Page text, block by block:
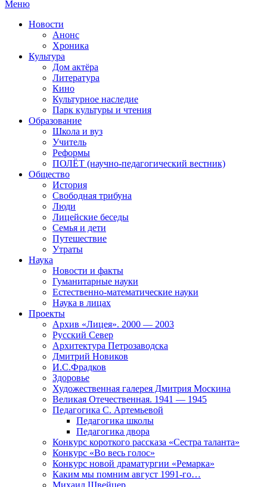
Меню
Новости
Анонс
Хроника
Культура
Дом актёра
Литература
Кино
Культурное наследие
Парк культуры и чтения
Образование
Школа и вуз
Учитель
Реформы
ПОЛЁТ (научно-педагогический вестник)
Общество
История
Свободная трибуна
Люди
Лицейские беседы
Семья и дети
Путешествие
Утраты
Наука
Новости и факты
Гуманитарные науки
Естественно-математические науки
Наука в лицах
Проекты
Архив «Лицея». 2000 — 2003
Русский Север
Архитектура Петрозаводска
Дмитрий Новиков
И.С.Фрадков
Здоровье
Художественная галерея Дмитрия Москина
Великая Отечественная. 1941 — 1945
Педагогика С. Артемьевой
Педагогика школы
Педагогика двора
Конкурс короткого рассказа «Сестра таланта»
Конкурс «Во весь голос»
Конкурс новой драматургии «Ремарка»
Каким мы помним август 1991-го…